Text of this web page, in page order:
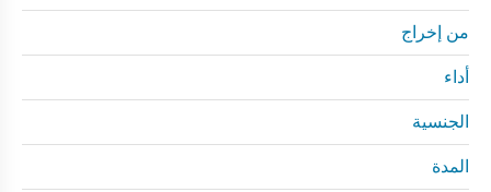
من إخراج
أداء
الجنسية
المدة